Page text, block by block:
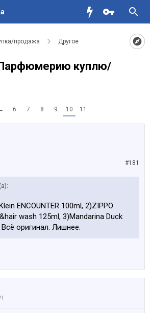
продажа Другое
куплю/
6 7 8 9 10 11
#181
ENCOUNTER 100ml, 2)ZIPPO
wash 125ml, 3)Mandarina Duck
оригинал. Лишнее.